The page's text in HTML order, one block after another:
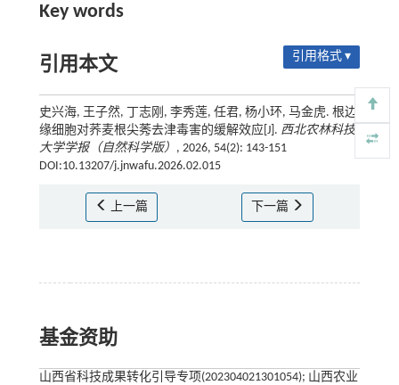
Key words
引用本文 引用格式 ▾
史兴海, 王子然, 丁志刚, 李秀莲, 任君, 杨小环, 马金虎. 根边
缘细胞对荞麦根尖莠去津毒害的缓解效应[J]. 西北农林科技
大学学报（自然科学版） , 2026, 54(2): 143-151
DOI:10.13207/j.jnwafu.2026.02.015
上一篇 下一篇
基金资助
山西省科技成果转化引导专项(202304021301054); 山西农业